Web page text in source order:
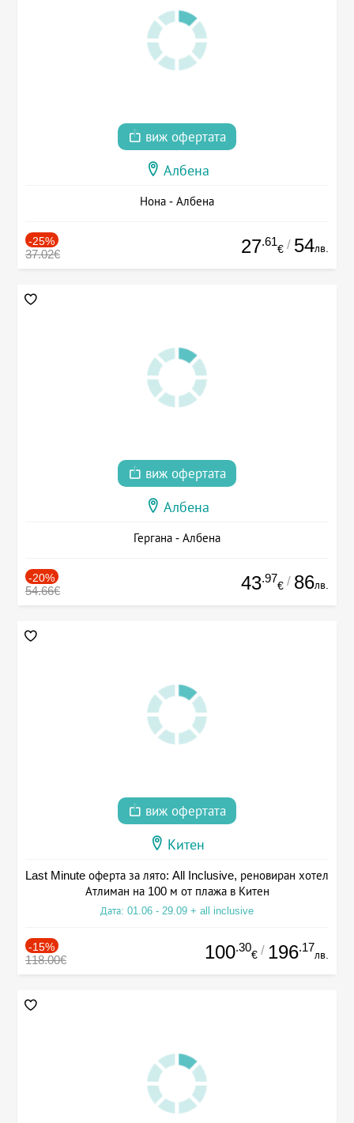
виж офертата
Албена
Нона - Албена
-25%
37.02€ 27.61
€ / 54лв.
виж офертата
Албена
Гергана - Албена
-20%
54.66€ 43.97
€ / 86лв.
виж офертата
Китен
Last Minute оферта за лято: All Inclusive, реновиран хотел
Атлиман на 100 м от плажа в Китен
Дата: 01.06 - 29.09 + all inclusive
-15%
118.00€ 100.30
€ / 196.17
лв.